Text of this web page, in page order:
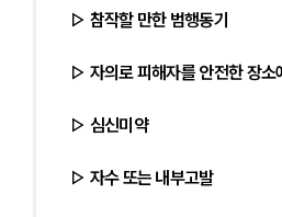
▷ 참작할 만한 범행동기
▷ 자의로 피해자를 안전한 장소
▷ 심신미약
▷ 자수 또는 내부고발